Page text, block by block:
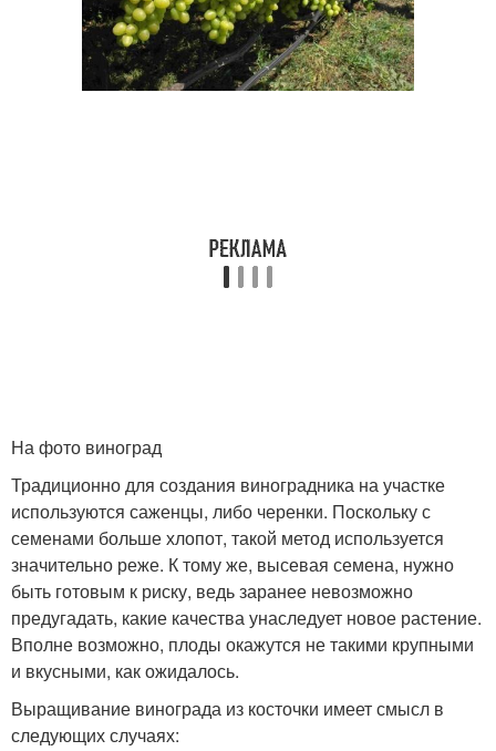
На фото виноград
Традиционно для создания виноградника на участке
используются саженцы, либо черенки. Поскольку с
семенами больше хлопот, такой метод используется
значительно реже. К тому же, высевая семена, нужно
быть готовым к риску, ведь заранее невозможно
предугадать, какие качества унаследует новое растение.
Вполне возможно, плоды окажутся не такими крупными
и вкусными, как ожидалось.
Выращивание винограда из косточки имеет смысл в
следующих случаях: